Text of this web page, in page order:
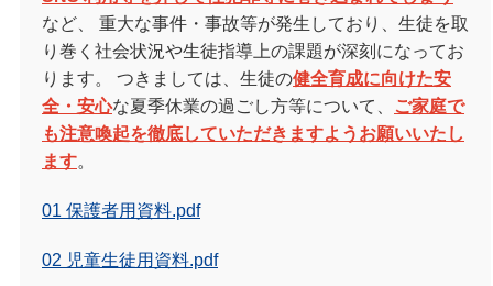
など、 重大な事件・事故等が発生しており、生徒を取
り巻く社会状況や生徒指導上の課題が深刻になってお
ります。 つきましては、生徒の健全育成に向けた安
全・安心な夏季休業の過ごし方等について、
ご家庭で
も注意喚起を徹底していただきますよう お願いいたし
ます。
01 保護者用資料.pdf
02 児童生徒用資料.pdf